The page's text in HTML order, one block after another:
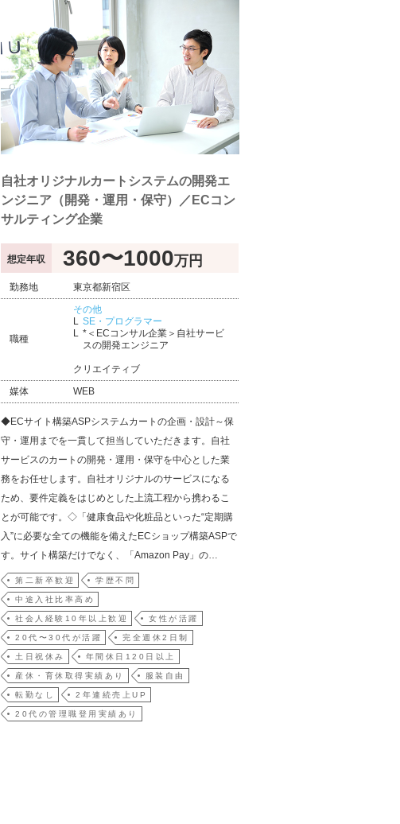
自社オリジナルカートシステムの開発エ
ンジニア（開発・運用・保守）／ECコン
サルティング企業
想定年収 360〜1000万円
勤務地 東京都新宿区
職種
その他
SE・プログラマー
*＜ECコンサル企業＞自社サービ
スの開発エンジニア
クリエイティブ
媒体
WEB
◆ECサイト構築ASPシステムカートの企画・設計～保
守・運用までを一貫して担当していただきます。自社
サービスのカートの開発・運用・保守を中心とした業
務をお任せします。自社オリジナルのサービスになる
ため、要件定義をはじめとした上流工程から携わるこ
とが可能です。◇「健康食品や化粧品といった“定期購
入”に必要な全ての機能を備えたECショップ構築ASPで
す。サイト構築だけでなく、「Amazon Pay」の…
第二新卒歓迎 学歴不問
中途入社比率高め
社会人経験10年以上歓迎 女性が活躍
20代〜30代が活躍 完全週休2日制
土日祝休み 年間休日120日以上
産休・育休取得実績あり 服装自由
転勤なし 2年連続売上UP
20代の管理職登用実績あり